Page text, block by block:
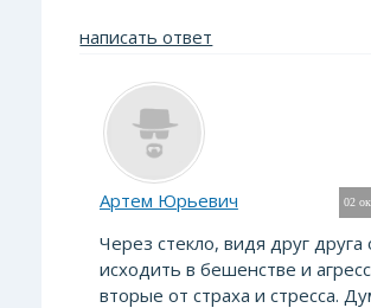
написать ответ
02
Артем Юрьевич
Через стекло, видя друг
исходить в бешенстве и
вторые от страха и стресса.